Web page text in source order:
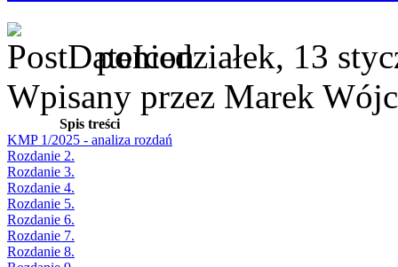
poniedziałek, 13
Wpisany przez Marek
Spis treści
KMP 1/2025 - analiza rozdań
Rozdanie 2.
Rozdanie 3.
Rozdanie 4.
Rozdanie 5.
Rozdanie 6.
Rozdanie 7.
Rozdanie 8.